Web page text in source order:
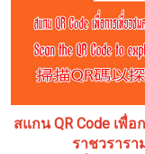
สแกน QR Code เพื่
ราชวรารา